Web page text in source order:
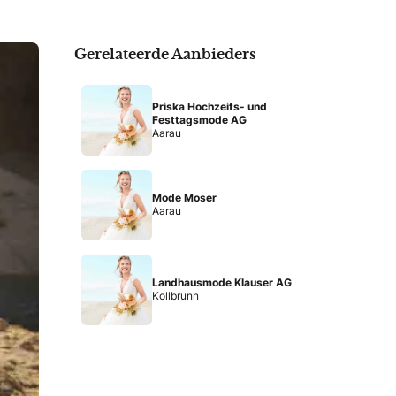
Gerelateerde Aanbieders
Priska Hochzeits- und
Festtagsmode AG
Aarau
Mode Moser
Aarau
Landhausmode Klauser AG
Kollbrunn